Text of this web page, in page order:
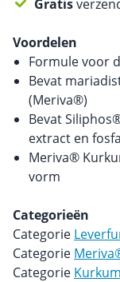
Gratis
Voordelen
Formule voor
Bevat
(Meriva®)
Bevat
extract en
Meriva®
vorm
Categorieën
Categorie
Categorie
Categorie